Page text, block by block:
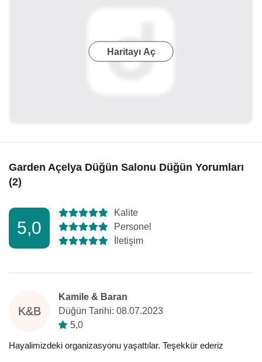
Haritayı Aç
Garden Açelya Düğün Salonu Düğün Yorumları
(2)
5,0
Kalite
Personel
İletişim
K&B
Kamile & Baran
Düğün Tarihi: 08.07.2023
5,0
Hayalimizdeki organizasyonu yaşattılar. Teşekkür ederiz